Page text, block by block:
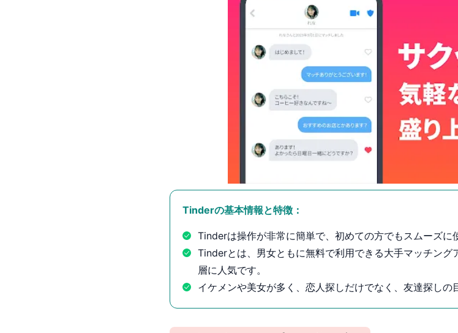
Tinderの基本情報と特徴：
Tinderは操作が非常に簡単で、初めての方でもスムーズに
Tinderとは、男女ともに無料で利用できる大手マッチン
層に人気です。
イケメンや美女が多く、恋人探しだけでなく、友達探しの